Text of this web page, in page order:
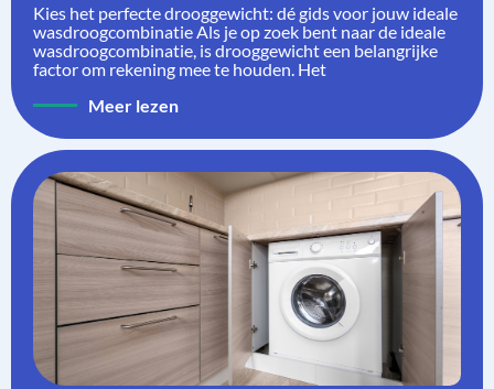
Kies het perfecte drooggewicht: dé gids voor jouw ideale
wasdroogcombinatie Als je op zoek bent naar de ideale
wasdroogcombinatie, is drooggewicht een belangrijke
factor om rekening mee te houden. Het
Meer lezen